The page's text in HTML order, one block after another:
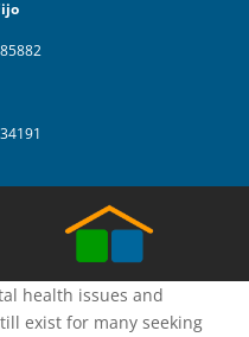
health issues and
exist for many seeking